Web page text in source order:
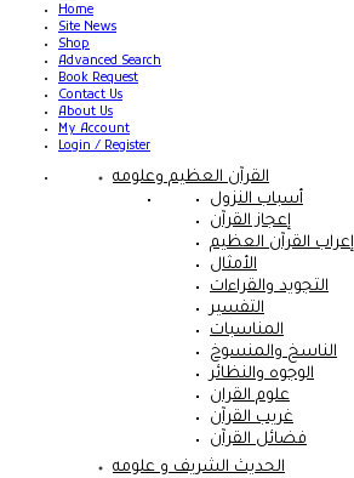
Home
Site News
Shop
Advanced Search
Book Request
Contact Us
About Us
My Account
Login / Register
القرآن العظيم وعلومه
أسباب النزول
إعجاز القرآن
إعراب القرآن العظيم
الأمثال
التجويد والقراءات
التفسير
المناسبات
الناسخ والمنسوخ
الوجوه والنظائر
علوم القران
غريب القرآن
فضائل القرآن
الحديث الشريف و علومه